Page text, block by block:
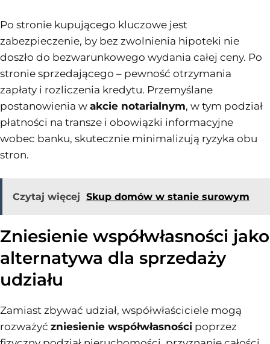
Po stronie kupującego kluczowe jest
zabezpieczenie, by bez zwolnienia hipoteki nie
doszło do bezwarunkowego wydania całej ceny. Po
stronie sprzedającego – pewność otrzymania
zapłaty i rozliczenia kredytu. Przemyślane
postanowienia w akcie notarialnym, w tym podział
płatności na transze i obowiązki informacyjne
wobec banku, skutecznie minimalizują ryzyka obu
stron.
Czytaj więcej Skup domów w stanie surowym
Zniesienie współwłasności jako
alternatywa dla sprzedaży
udziału
Zamiast zbywać udział, współwłaściciele mogą
rozważyć zniesienie współwłasności poprzez